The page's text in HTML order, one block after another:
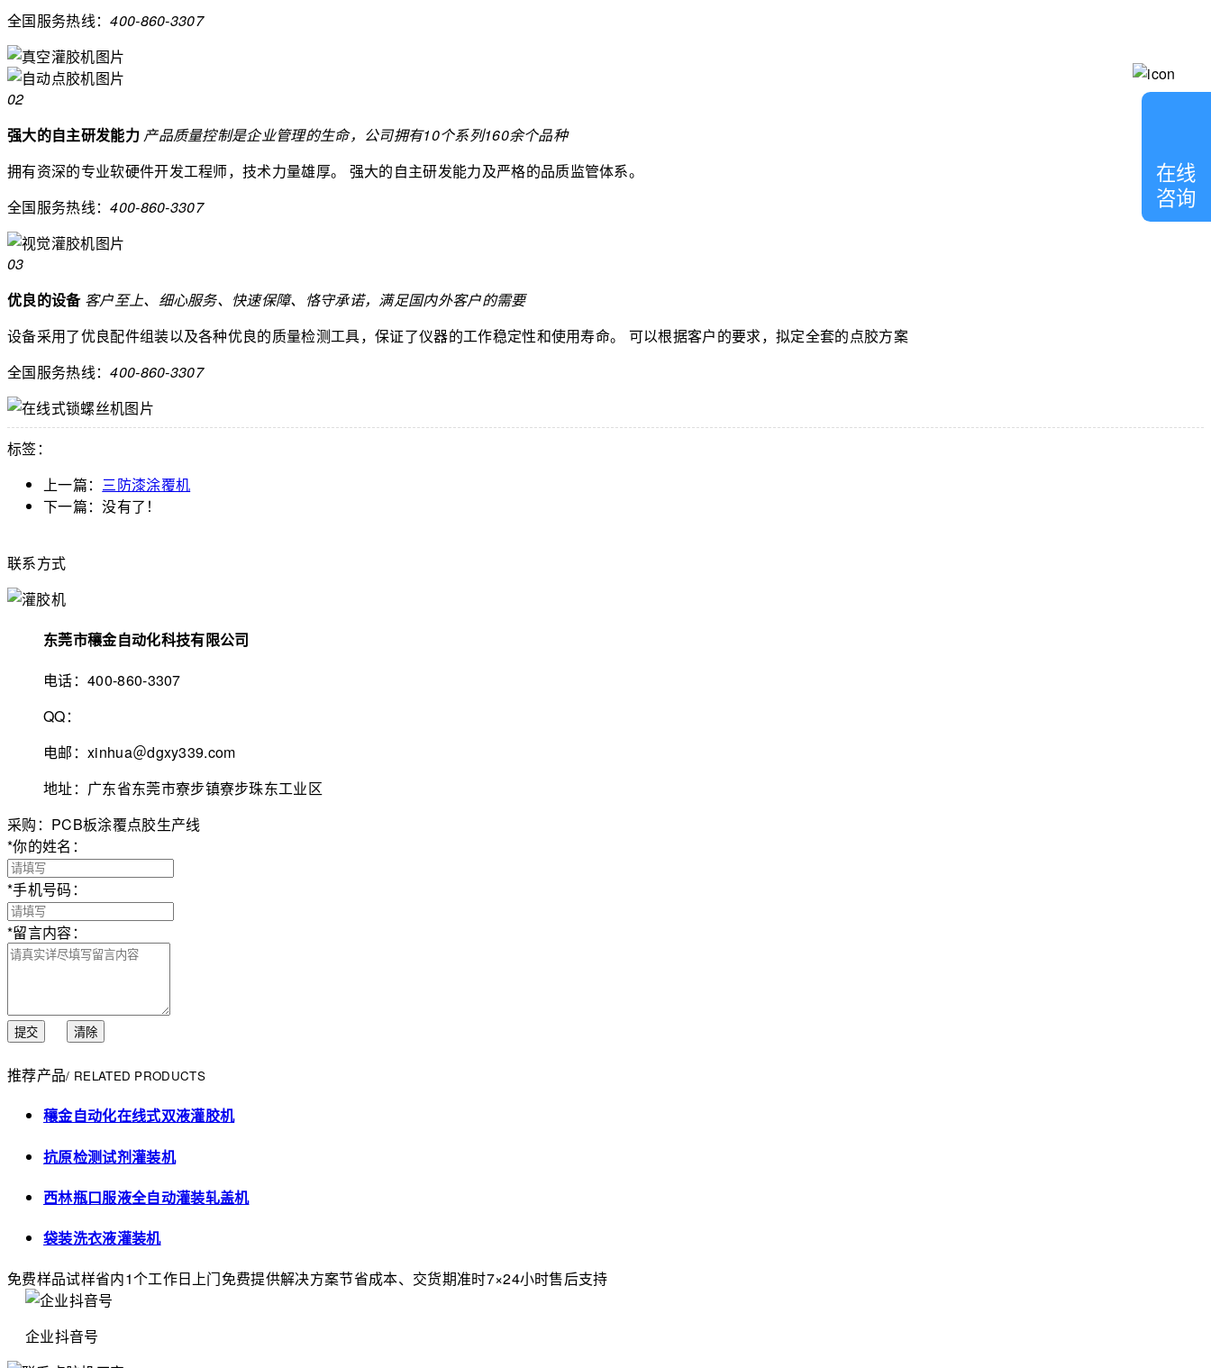
全国服务热线：400-860-3307
02
强大的自主研发能力 产品质量控制是企业管理的生命，公司拥有10个系列160余个品种
拥有资深的专业软硬件开发工程师，技术力量雄厚。
强大的自主研发能力及严格的品质监管体系。
全国服务热线：400-860-3307
03
优良的设备 客户至上、细心服务、快速保障、恪守承诺，满足国内外客户的需要
设备采用了优良配件组装以及各种优良的质量检测工具，保证了仪器的工作稳定性和使用寿命。
可以根据客户的要求，拟定全套的点胶方案
全国服务热线：400-860-3307
标签：
上一篇： 三防漆涂覆机
下一篇：没有了！
联系方式
东莞市穰金自动化科技有限公司
电话：400-860-3307
QQ：
电邮：xinhua＠dgxy339.com
地址：广东省东莞市寮步镇寮步珠东工业区
采购：PCB板涂覆点胶生产线
*你的姓名：
*手机号码：
*留言内容：
提交 清除
推荐产品/ RELATED PRODUCTS
穰金自动化在线式双液灌胶机
抗原检测试剂灌装机
西林瓶口服液全自动灌装轧盖机
袋装洗衣液灌装机
免费样品试样省内1个工作日上门免费提供解决方案节省成本、交货期准时7×24小时售后支持
企业抖音号
在线
咨询